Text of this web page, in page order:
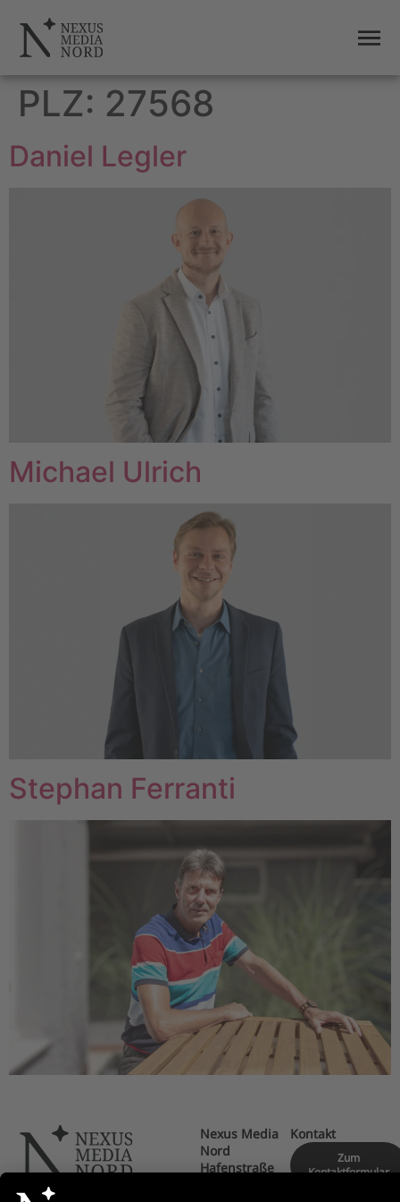
PLZ: 27568
Daniel Legler
Michael Ulrich
Stephan Ferranti
Nexus Media
Nord
Hafenstraße
Kontakt
Zum
Kontaktformular